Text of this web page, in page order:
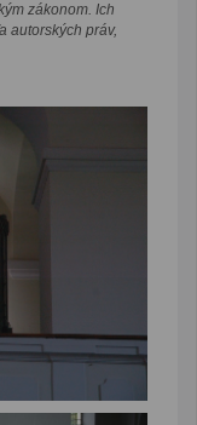
zákonom. Ich
autorských práv,